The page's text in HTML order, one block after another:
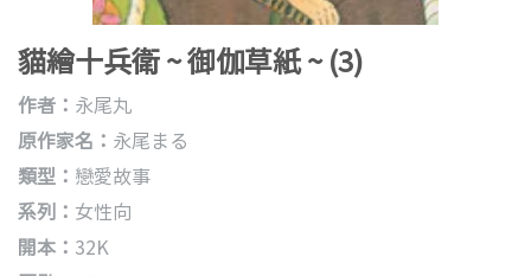
貓繪十兵衛 ~ 御伽草紙 ~ (3)
作者： 永尾丸
原作家名： 永尾まる
類型： 戀愛故事
系列： 女性向
開本： 32K